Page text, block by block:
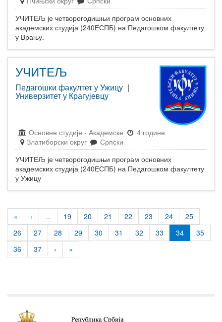
УЧИТЕЉ је четворогодишњи програм основних
академских студија (240ЕСПБ) на Педагошком факултету
у Врању.
УЧИТЕЉ
Педагошки факултет у Ужицу |
Универзитет у Крагујевцу
Основне студије - Академске
4 године
Златиборски округ
Српски
УЧИТЕЉ је четворогодишњи програм основних
академских студија (240ЕСПБ) на Педагошком факултету
у Ужицу
« ‹ ... 19 20 21 22 23 24
25
26
27 28 29 30 31 32 33 34
35
36
37 › »